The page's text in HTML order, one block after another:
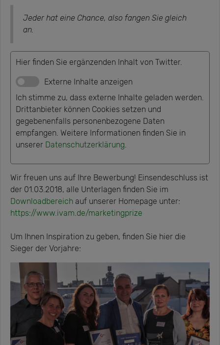
Jeder hat eine Chance, also fangen Sie gleich
an.
Hier finden Sie ergänzenden Inhalt von Twitter.
Externe Inhalte anzeigen
Ich stimme zu, dass externe Inhalte geladen werden.
Drittanbieter können Cookies setzen und
gegebenenfalls personenbezogene Daten
empfangen. Weitere Informationen finden Sie in
unserer Datenschutzerklärung.
Wir freuen uns auf Ihre Bewerbung! Einsendeschluss ist
der 01.03.2018, alle Unterlagen finden Sie im
Downloadbereich auf unserer Homepage unter:
https://www.ivam.de/marketingprize
Um Ihnen Inspiration zu geben, finden Sie hier die
Sieger der Vorjahre: